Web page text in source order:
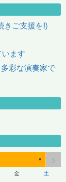
きご支援を!)
ます
彩な演奏家で
▼
金 土